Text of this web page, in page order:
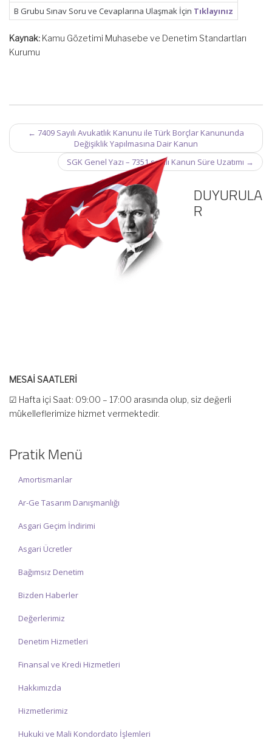
B Grubu Sınav Soru ve Cevaplarına Ulaşmak İçin Tıklayınız
Kaynak: Kamu Gözetimi Muhasebe ve Denetim Standartları
Kurumu
Post
navigation
← 7409 Sayılı Avukatlık Kanunu ile Türk Borçlar Kanununda
Değişiklik Yapılmasına Dair Kanun
SGK Genel Yazı – 7351 sayılı Kanun Süre Uzatımı →
DUYURULA
R
MESAİ SAATLERİ
☑ Hafta içi Saat: 09:00 – 17:00 arasında olup, siz değerli
mükelleflerimize hizmet vermektedir.
teşekkür ederiz.
Pratik Menü
Amortismanlar
Ar-Ge Tasarım Danışmanlığı
Asgari Geçim İndirimi
Asgari Ücretler
Bağımsız Denetim
Bizden Haberler
Değerlerimiz
Denetim Hizmetleri
Finansal ve Kredi Hizmetleri
Hakkımızda
Hizmetlerimiz
Hukuki ve Mali Kondordato İşlemleri